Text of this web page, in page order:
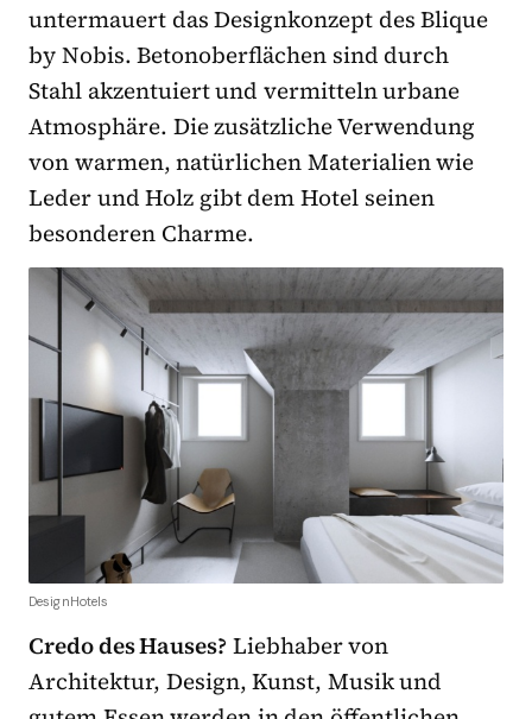
untermauert das Designkonzept des Blique
by Nobis. Betonoberflächen sind durch
Stahl akzentuiert und vermitteln urbane
Atmosphäre. Die zusätzliche Verwendung
von warmen, natürlichen Materialien wie
Leder und Holz gibt dem Hotel seinen
besonderen Charme.
DesignHotels
Credo des Hauses? Liebhaber von
Architektur, Design, Kunst, Musik und